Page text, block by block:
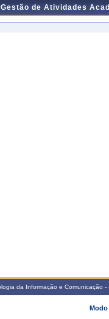
de Atividades
da Informação e
Modo